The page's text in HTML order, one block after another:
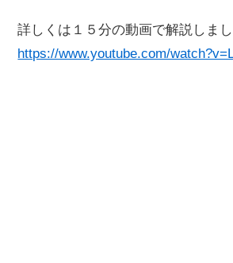
詳しくは１５分の動画で解説しまし
https://www.youtube.com/